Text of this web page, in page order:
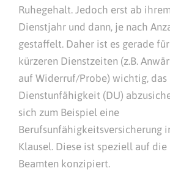
Ruhegehalt. Jedoch erst ab
Dienstjahr und dann, je nach
gestaffelt. Daher ist es gerade
kürzeren Dienstzeiten (z.B.
auf Widerruf/Probe) wichtig, das
Dienstunfähigkeit (DU)
sich zum Beispiel eine
Berufsunfähigkeitsversicherung
Klausel. Diese ist speziell auf die
Beamten konzipiert.